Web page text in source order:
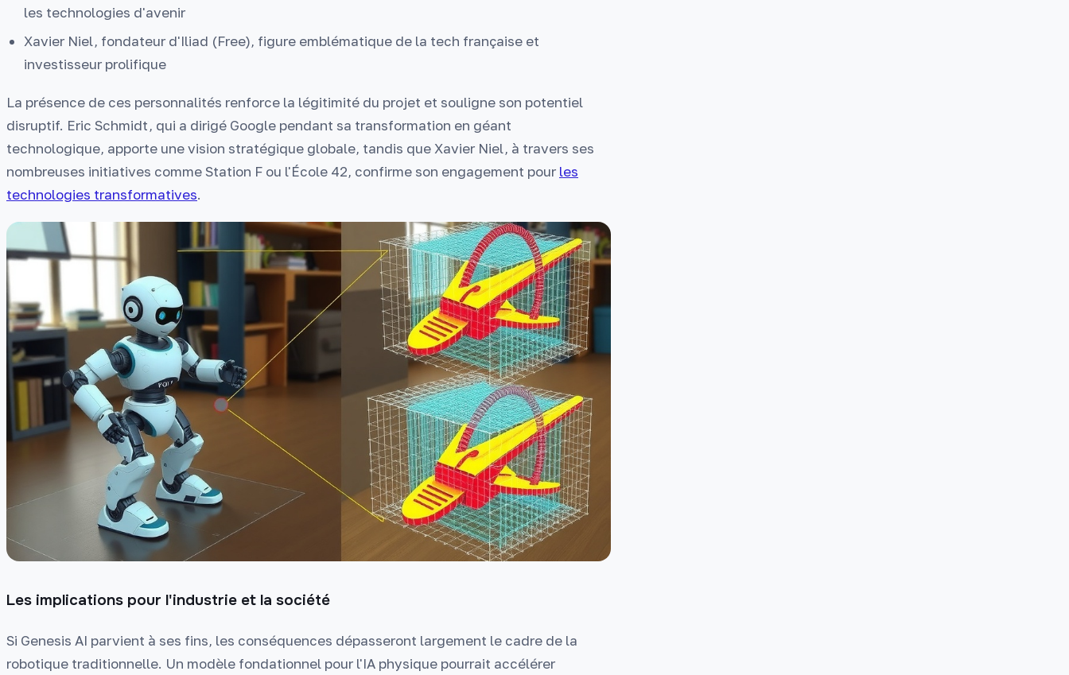
les technologies d'avenir
Xavier Niel, fondateur d'Iliad (Free), figure emblématique de la tech française et
investisseur prolifique
La présence de ces personnalités renforce la légitimité du projet et souligne son potentiel
disruptif. Eric Schmidt, qui a dirigé Google pendant sa transformation en géant
technologique, apporte une vision stratégique globale, tandis que Xavier Niel, à travers ses
nombreuses initiatives comme Station F ou l'École 42, confirme son engagement pour les
technologies transformatives.
Les implications pour l'industrie et la société
Si Genesis AI parvient à ses fins, les conséquences dépasseront largement le cadre de la
robotique traditionnelle. Un modèle fondationnel pour l'IA physique pourrait accélérer